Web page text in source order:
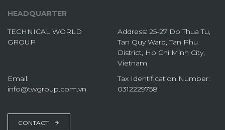
HEADQUARTER
TECHNICAL WORLD
GROUP
Address: 25-27 Do Thua Tu,
Tan Quy Ward, Tan Phu
District, Ho Chi Minh City,
Vietnam
Email:
info@twgroup.com.vn
Tax Identification Number:
0312229758
CONTACT